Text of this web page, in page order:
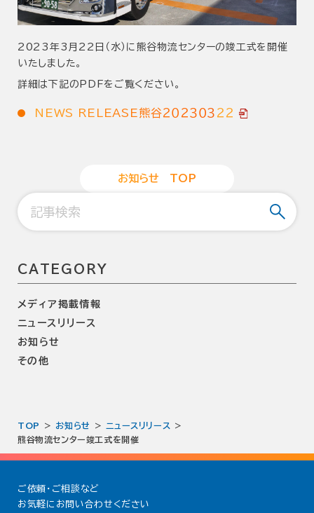
2023年3月22日（水）に熊谷物流センターの竣工式を開催
いたしました。
詳細は下記のPDFをご覧ください。
N EWS R E EAS E熊谷２０ ２３０３ ２ ２
お知 らせ TO P
CATEGORY
メディア掲載情報
ニュースリリース
お知らせ
その他
TOP お知らせ
ニュースリリース
熊谷物流センター竣工式を開催
ご依頼・ご相談など
お気軽にお問い合わせください